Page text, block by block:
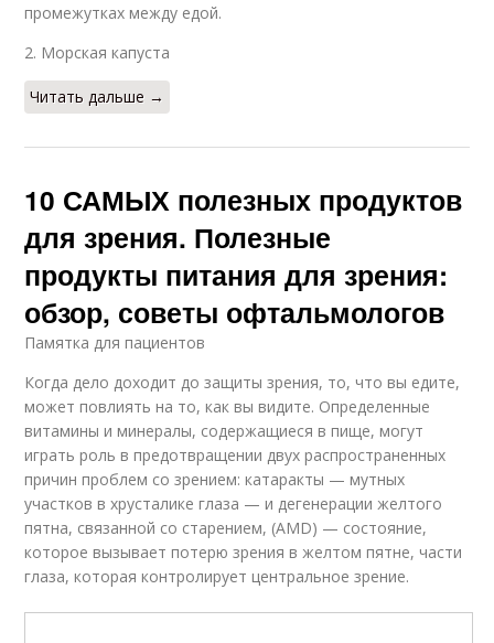
промежутках между едой.
2. Морская капуста
Читать дальше →
10 САМЫХ полезных продуктов
для зрения. Полезные
продукты питания для зрения:
обзор, советы офтальмологов
Памятка для пациентов
Когда дело доходит до защиты зрения, то, что вы едите,
может повлиять на то, как вы видите. Определенные
витамины и минералы, содержащиеся в пище, могут
играть роль в предотвращении двух распространенных
причин проблем со зрением: катаракты — мутных
участков в хрусталике глаза — и дегенерации желтого
пятна, связанной со старением, (AMD) — состояние,
которое вызывает потерю зрения в желтом пятне, части
глаза, которая контролирует центральное зрение.